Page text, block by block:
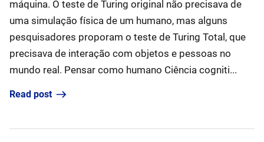
máquina. O teste de Turing original não precisava de
uma simulação física de um humano, mas alguns
pesquisadores proporam o teste de Turing Total, que
precisava de interação com objetos e pessoas no
mundo real. Pensar como humano Ciência cogniti...
Read post